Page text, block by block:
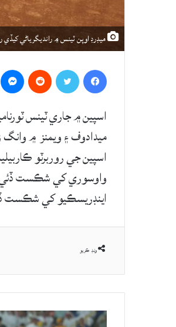
ميڊرڊ اوپن ٽينس ۾ رانديگرياڻي
اسپين ۾ جاري ٽينس
ميدادوف ۽ ويمنز ۾ وانگ
اسپين جي روربرٽو
واوسوري کي شڪست ڏئي
اينڊريسڪيو کي شڪست
ونڊ ڪريو